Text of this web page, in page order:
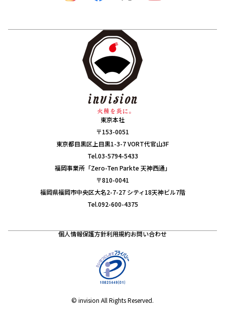
東京本社
〒153-0051
東京都目黒区上目黒1-3-7 VORT代官山3F
Tel.03-5794-5433
福岡事業所「Zero-Ten Parkte 天神西通」
〒810-0041
福岡県福岡市中央区大名2-7-27 シティ18天神ビル7階
Tel.092-600-4375
個人情報保護方針利用規約お問い合わせ
© invision All Rights Reserved.